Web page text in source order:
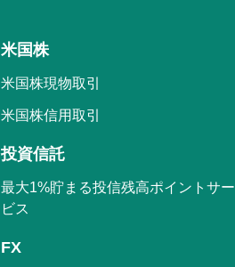
米国株
米国株現物取引
米国株信用取引
投資信託
最大1%貯まる投信残高ポイントサー
ビス
FX